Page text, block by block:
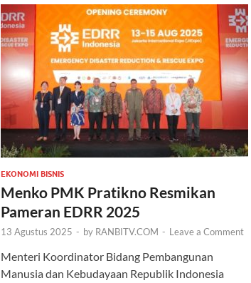
EKONOMI BISNIS
Menko PMK Pratikno Resmikan
Pameran EDRR 2025
13 Agustus 2025 - by RANBITV.COM - Leave a Comment
Menteri Koordinator Bidang Pembangunan
Manusia dan Kebudayaan Republik Indonesia